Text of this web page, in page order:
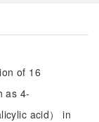
of 16
as 4-
acid） in